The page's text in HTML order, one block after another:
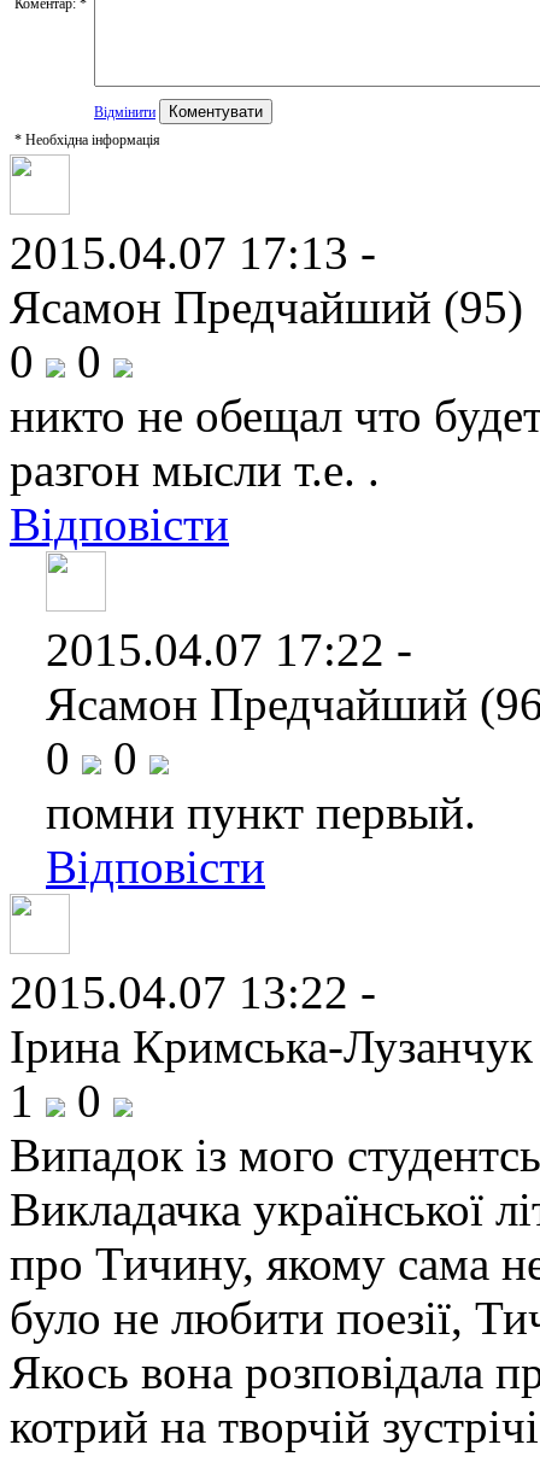
Коментар: *
Відмінити
* Необхідна інформація
2015.04.07 17:13 -
Ясамон Предчайший (95)
0
0
никто не обещал что
разгон мысли т.е. .
Відповісти
2015.04.07 17:22 -
Ясамон Предчайший
0
0
помни пункт первый.
Відповісти
2015.04.07 13:22 -
Ірина Кримська-
1
0
Випадок із мого
Викладачка української
про Тичину, якому сама
було не любити поезії,
Якось вона розповідала
котрий на творчій